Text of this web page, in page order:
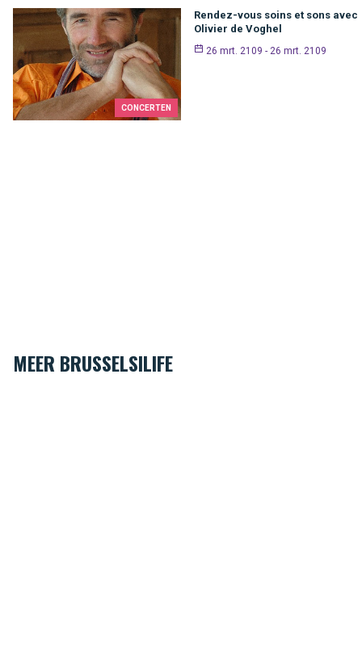
CONCERTEN
Rendez-vous soins et sons avec
Olivier de Voghel
26 mrt. 2109 - 26 mrt. 2109
MEER BRUSSELSILIFE